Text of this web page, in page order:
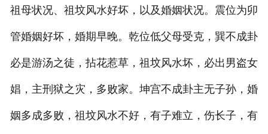
祖母状况、祖坟风水好坏，以及婚姻状况。震位为卯
管婚姻好坏，婚期早晚。乾位低父母受克，巽不成卦
必是游汤之徒，拈花惹草，祖坟风水坏，必出男盗女
娼，主刑狱之灾，多败家。坤宫不成卦主无子孙，婚
姻多成多败，祖坟风水不好，有子难立，伤长子，有